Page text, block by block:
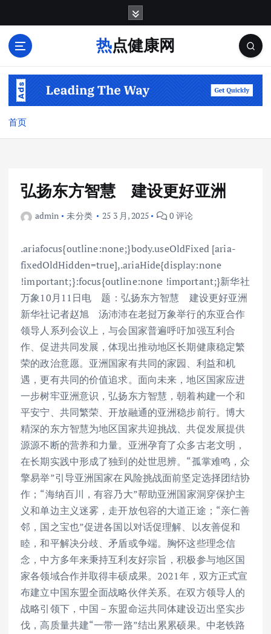
热点健康网
首页
弘扬东方智慧 建设更好亚洲
admin 未分类 25 3 月, 2025 0 评论
.ariafocus{outline:none;}body.useOldFixed [aria-
fixedOldHidden=true],.ariaHide{display:none
!important;}:focus{outline:none !important;}新华社
万象10月11日电 题：弘扬东方智慧 建设更好亚洲
新华社记者赵旭 汤沛沛在老挝万象举行的东亚合作
领导人系列会议上，与会国家普遍呼吁加强互利合
作、促进共同发展，体现出推动地区长期健康稳定繁
荣的政治意愿。亚洲国家有共同的家园、利益和机
遇，更有共同的价值追求。面向未来，地区国家应进
一步树牢亚洲意识，弘扬东方智慧，朝着构建一个和
平安宁、共同繁荣、开放融通的亚洲稳步前行。博大
精深的东方智慧为地区国家共迎挑战、共促发展提供
源源不断的营养和力量。亚洲孕育了众多古老文明，
在长期实践中形成了独到的处世思辨。“孤掌难鸣，众
擎易举”引导亚洲国家在风险挑战面前坚定选择团结协
作；“海纳百川，有容乃大”帮助亚洲国家洞穿保护主
义和单边主义迷雾，走开放包容的大道正途；“亲仁善
邻，国之宝也”促进各国以对话促理解、以友善促和
睦，和平解决分歧、矛盾或争端。胸怀这些理念信
念，中方多年来秉持互利友好宗旨，积极参与地区国
家各领域合作并取得丰硕成果。2021年，双方正式宣
布建立中国东盟全面战略伙伴关系。在双方领导人的
战略引领下，中国－东盟命运共同体建设迈出坚实步
伐，高质量共建“一带一路”结出累累硕果。中老铁路